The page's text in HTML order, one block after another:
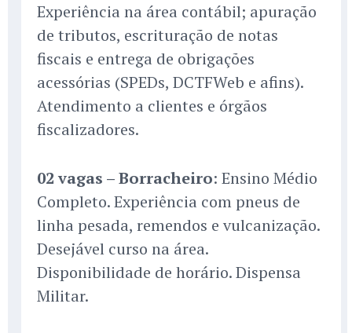
Experiência na área contábil; apuração
de tributos, escrituração de notas
fiscais e entrega de obrigações
acessórias (SPEDs, DCTFWeb e afins).
Atendimento a clientes e órgãos
fiscalizadores.
02 vagas – Borracheiro: Ensino Médio
Completo. Experiência com pneus de
linha pesada, remendos e vulcanização.
Desejável curso na área.
Disponibilidade de horário. Dispensa
Militar.